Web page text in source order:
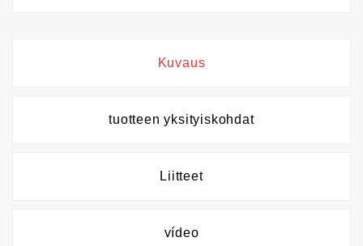
Kuvaus
tuotteen yksityiskohdat
Liitteet
vídeo